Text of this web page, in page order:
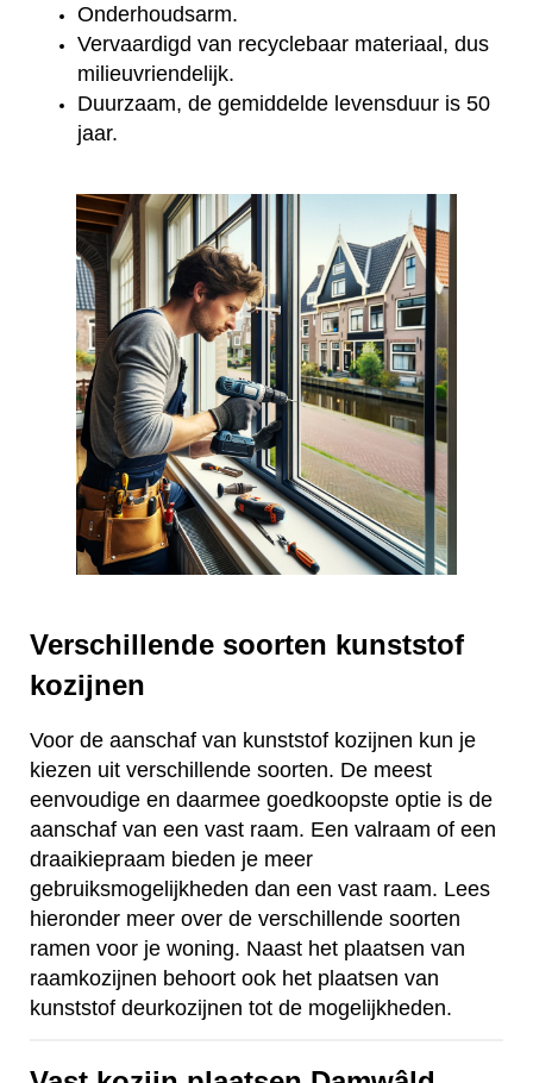
Onderhoudsarm.
Vervaardigd van recyclebaar materiaal, dus
milieuvriendelijk.
Duurzaam, de gemiddelde levensduur is 50
jaar.
Verschillende soorten kunststof
kozijnen
Voor de aanschaf van kunststof kozijnen kun je
kiezen uit verschillende soorten. De meest
eenvoudige en daarmee goedkoopste optie is de
aanschaf van een vast raam. Een valraam of een
draaikiepraam bieden je meer
gebruiksmogelijkheden dan een vast raam. Lees
hieronder meer over de verschillende soorten
ramen voor je woning. Naast het plaatsen van
raamkozijnen behoort ook het plaatsen van
kunststof deurkozijnen tot de mogelijkheden.